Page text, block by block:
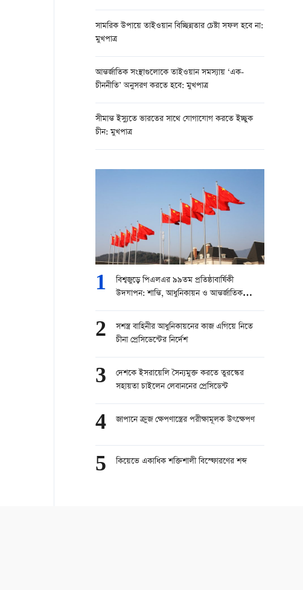
সামরিক উপায়ে তাইওয়ান বিচ্ছিন্নতার চেষ্টা সফল হবে না:
মুখপাত্র
আন্তর্জাতিক সংস্থাগুলোকে তাইওয়ান সমস্যায় ‘এক-
চীননীতি’ অনুসরণ করতে হবে: মুখপাত্র
সীমান্ত ইস্যুতে ভারতের সাথে যোগাযোগ করতে ইচ্ছুক
চীন: মুখপাত্র
1
বিশ্বজুড়ে পিএলএর ৯৯তম প্রতিষ্ঠাবার্ষিকী
উদযাপন: শান্তি, আধুনিকায়ন ও আন্তর্জাতিক
2
সশস্ত্র বাহিনীর আধুনিকায়নের কাজ এগিয়ে নিতে
চীনা প্রেসিডেন্টের নির্দেশ
3
দেশকে ইসরায়েলি সৈন্যমুক্ত করতে তুরস্কের
সহায়তা চাইলেন লেবাননের প্রেসিডেন্ট
4 জাপানে ক্রুজ ক্ষেপণাস্ত্রের পরীক্ষামূলক উৎক্ষেপণ
5 কিয়েভে একাধিক শক্তিশালী বিস্ফোরণের শব্দ